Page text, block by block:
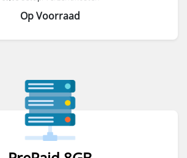
Op Voorraad